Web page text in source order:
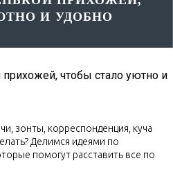
И УДОБНО
зонты, корреспонденция, куча
Делимся идеями по
помогут расставить все по